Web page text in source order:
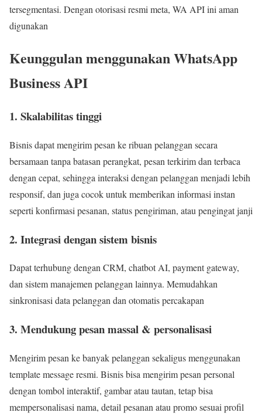
tersegmentasi. Dengan otorisasi resmi meta, WA API ini aman
digunakan
Keunggulan menggunakan WhatsApp
Business API
1. Skalabilitas tinggi
Bisnis dapat mengirim pesan ke ribuan pelanggan secara
bersamaan tanpa batasan perangkat, pesan terkirim dan terbaca
dengan cepat, sehingga interaksi dengan pelanggan menjadi lebih
responsif, dan juga cocok untuk memberikan informasi instan
seperti konfirmasi pesanan, status pengiriman, atau pengingat janji
2. Integrasi dengan sistem bisnis
Dapat terhubung dengan CRM, chatbot AI, payment gateway,
dan sistem manajemen pelanggan lainnya. Memudahkan
sinkronisasi data pelanggan dan otomatis percakapan
3. Mendukung pesan massal & personalisasi
Mengirim pesan ke banyak pelanggan sekaligus menggunakan
template message resmi. Bisnis bisa mengirim pesan personal
dengan tombol interaktif, gambar atau tautan, tetap bisa
mempersonalisasi nama, detail pesanan atau promo sesuai profil